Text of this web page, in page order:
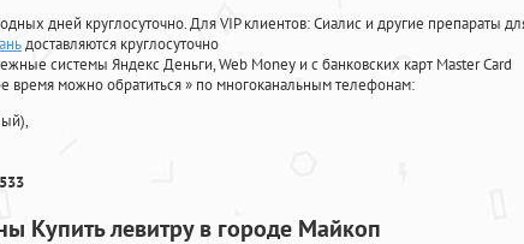
дней круглосуточно. Для VIP клиентов: Сиалис и другие препараты
доставляются круглосуточно
системы Яндекс Деньги, Web Money и с банковских карт Master Card
время можно обратиться» по многоканальным телефонам:
Купить левитру в городе Майкоп